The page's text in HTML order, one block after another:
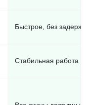
Быстрое, без
Стабильная работа